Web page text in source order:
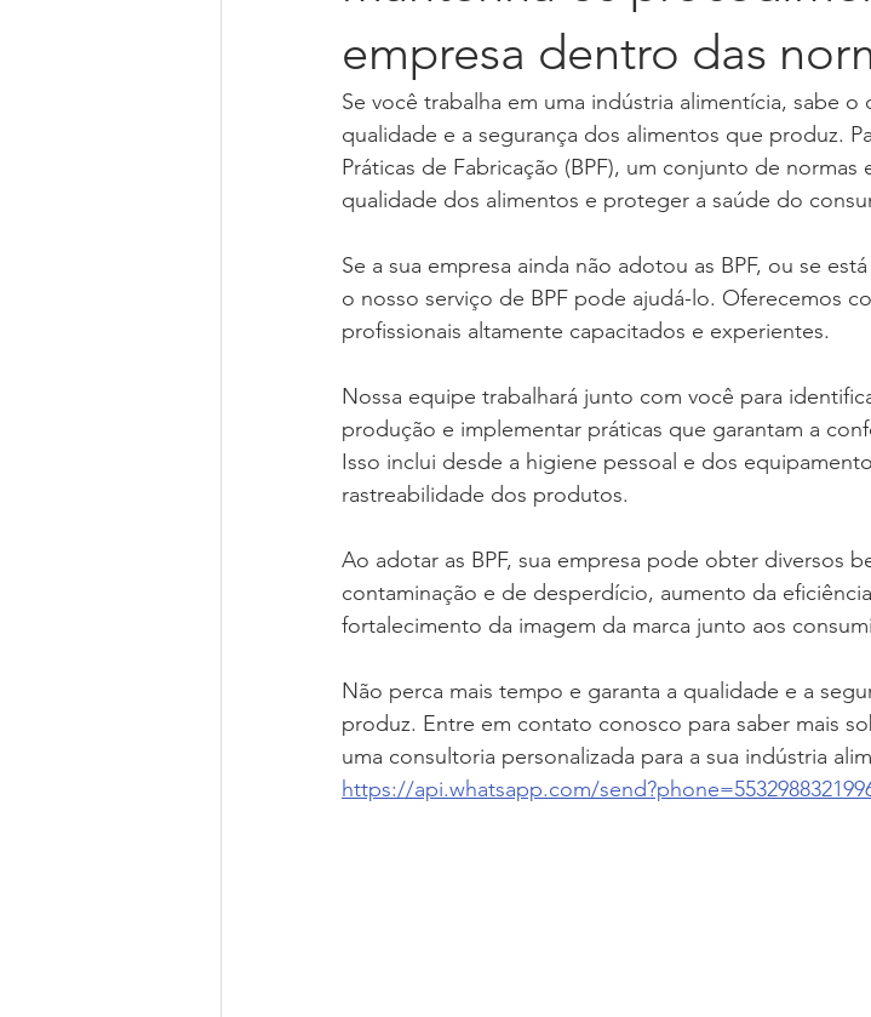
empresa dentro das
Se você trabalha em uma indústria alimentícia, sabe
qualidade e a segurança dos alimentos que produz.
Práticas de Fabricação (BPF), um conjunto de
qualidade dos alimentos e proteger a saúde do
Se a sua empresa ainda não adotou as BPF, ou se
o nosso serviço de BPF pode ajudá-lo. Oferecemos
profissionais altamente capacitados e experientes.
Nossa equipe trabalhará junto com você para
produção e implementar práticas que garantam a
Isso inclui desde a higiene pessoal e dos
rastreabilidade dos produtos.
Ao adotar as BPF, sua empresa pode obter diversos
contaminação e de desperdício, aumento da
fortalecimento da imagem da marca junto aos
Não perca mais tempo e garanta a qualidade e a
produz. Entre em contato conosco para saber mais
uma consultoria personalizada para a sua indústria
https://api.whatsapp.com/